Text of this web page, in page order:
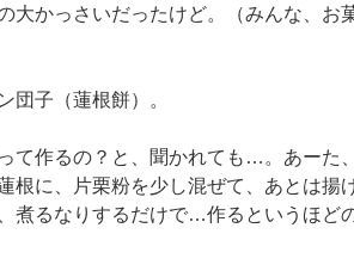
大かっさいだったけど。（みんな、お
団子（蓮根餅）。
て作るの？と、聞かれても…。あーた
根に、片栗粉を少し混ぜて、あとは揚
煮るなりするだけで…作るというほど